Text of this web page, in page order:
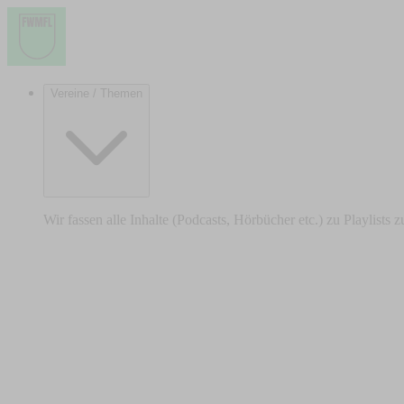
Vereine / Themen
Wir fassen alle Inhalte (Podcasts, Hörbücher etc.) zu Playlists